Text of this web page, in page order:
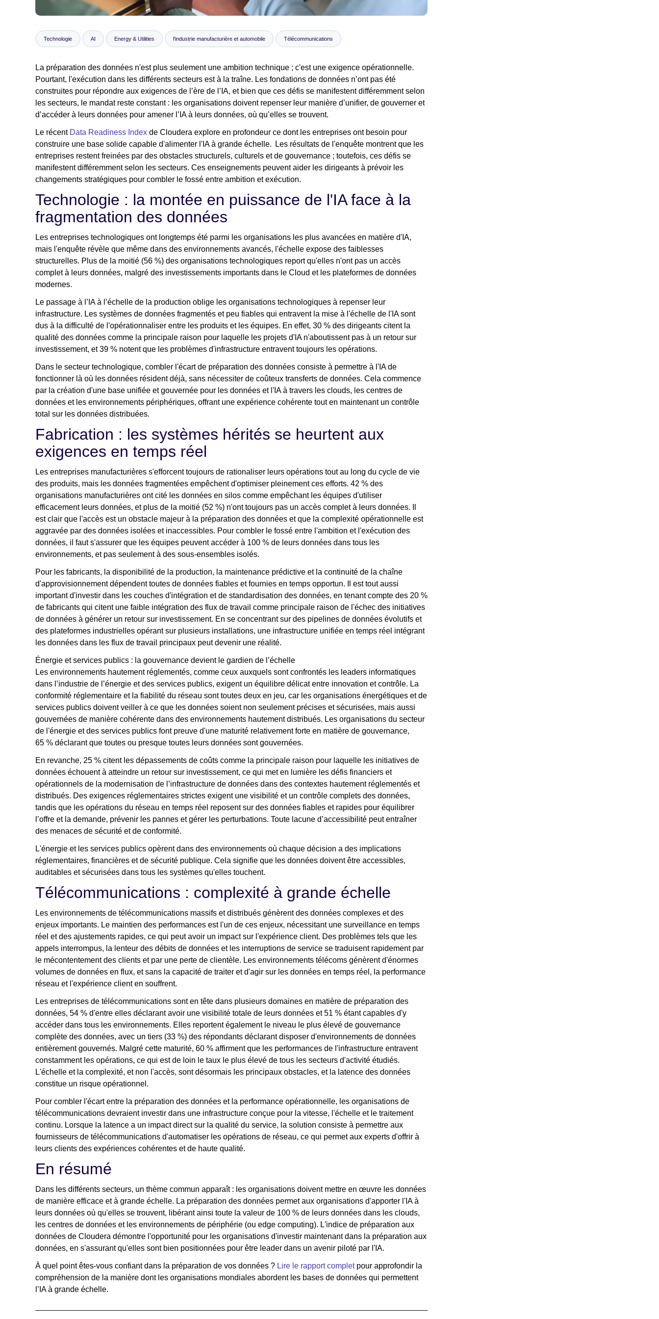
Technologie AI Energy & Utilities l'industrie manufacturière et automobile Télécommunications
La préparation des données n'est plus seulement une ambition technique ; c'est une exigence opérationnelle.
Pourtant, l'exécution dans les différents secteurs est à la traîne. Les fondations de données n’ont pas été
construites pour répondre aux exigences de l’ère de l’IA, et bien que ces défis se manifestent différemment selon
les secteurs, le mandat reste constant : les organisations doivent repenser leur manière d’unifier, de gouverner et
d’accéder à leurs données pour amener l’IA à leurs données, où qu’elles se trouvent.
Le récent Data Readiness Index de Cloudera explore en profondeur ce dont les entreprises ont besoin pour
construire une base solide capable d'alimenter l'IA à grande échelle. Les résultats de l'enquête montrent que les
entreprises restent freinées par des obstacles structurels, culturels et de gouvernance ; toutefois, ces défis se
manifestent différemment selon les secteurs. Ces enseignements peuvent aider les dirigeants à prévoir les
changements stratégiques pour combler le fossé entre ambition et exécution.
Technologie : la montée en puissance de l'IA face à la
fragmentation des données
Les entreprises technologiques ont longtemps été parmi les organisations les plus avancées en matière d'IA,
mais l'enquête révèle que même dans des environnements avancés, l'échelle expose des faiblesses
structurelles. Plus de la moitié (56 %) des organisations technologiques report qu'elles n'ont pas un accès
complet à leurs données, malgré des investissements importants dans le Cloud et les plateformes de données
modernes.
Le passage à l’IA à l’échelle de la production oblige les organisations technologiques à repenser leur
infrastructure. Les systèmes de données fragmentés et peu fiables qui entravent la mise à l'échelle de l'IA sont
dus à la difficulté de l'opérationnaliser entre les produits et les équipes. En effet, 30 % des dirigeants citent la
qualité des données comme la principale raison pour laquelle les projets d'IA n'aboutissent pas à un retour sur
investissement, et 39 % notent que les problèmes d'infrastructure entravent toujours les opérations.
Dans le secteur technologique, combler l'écart de préparation des données consiste à permettre à l'IA de
fonctionner là où les données résident déjà, sans nécessiter de coûteux transferts de données. Cela commence
par la création d'une base unifiée et gouvernée pour les données et l'IA à travers les clouds, les centres de
données et les environnements périphériques, offrant une expérience cohérente tout en maintenant un contrôle
total sur les données distribuées.
Fabrication : les systèmes hérités se heurtent aux
exigences en temps réel
Les entreprises manufacturières s'efforcent toujours de rationaliser leurs opérations tout au long du cycle de vie
des produits, mais les données fragmentées empêchent d'optimiser pleinement ces efforts. 42 % des
organisations manufacturières ont cité les données en silos comme empêchant les équipes d'utiliser
efficacement leurs données, et plus de la moitié (52 %) n'ont toujours pas un accès complet à leurs données. Il
est clair que l'accès est un obstacle majeur à la préparation des données et que la complexité opérationnelle est
aggravée par des données isolées et inaccessibles. Pour combler le fossé entre l'ambition et l'exécution des
données, il faut s'assurer que les équipes peuvent accéder à 100 % de leurs données dans tous les
environnements, et pas seulement à des sous-ensembles isolés.
Pour les fabricants, la disponibilité de la production, la maintenance prédictive et la continuité de la chaîne
d'approvisionnement dépendent toutes de données fiables et fournies en temps opportun. Il est tout aussi
important d'investir dans les couches d'intégration et de standardisation des données, en tenant compte des 20 %
de fabricants qui citent une faible intégration des flux de travail comme principale raison de l'échec des initiatives
de données à générer un retour sur investissement. En se concentrant sur des pipelines de données évolutifs et
des plateformes industrielles opérant sur plusieurs installations, une infrastructure unifiée en temps réel intégrant
les données dans les flux de travail principaux peut devenir une réalité.
Énergie et services publics : la gouvernance devient le gardien de l’échelle
Les environnements hautement réglementés, comme ceux auxquels sont confrontés les leaders informatiques
dans l’industrie de l’énergie et des services publics, exigent un équilibre délicat entre innovation et contrôle. La
conformité réglementaire et la fiabilité du réseau sont toutes deux en jeu, car les organisations énergétiques et de
services publics doivent veiller à ce que les données soient non seulement précises et sécurisées, mais aussi
gouvernées de manière cohérente dans des environnements hautement distribués. Les organisations du secteur
de l'énergie et des services publics font preuve d'une maturité relativement forte en matière de gouvernance,
65 % déclarant que toutes ou presque toutes leurs données sont gouvernées.
En revanche, 25 % citent les dépassements de coûts comme la principale raison pour laquelle les initiatives de
données échouent à atteindre un retour sur investissement, ce qui met en lumière les défis financiers et
opérationnels de la modernisation de l’infrastructure de données dans des contextes hautement réglementés et
distribués. Des exigences réglementaires strictes exigent une visibilité et un contrôle complets des données,
tandis que les opérations du réseau en temps réel reposent sur des données fiables et rapides pour équilibrer
l’offre et la demande, prévenir les pannes et gérer les perturbations. Toute lacune d’accessibilité peut entraîner
des menaces de sécurité et de conformité.
L'énergie et les services publics opèrent dans des environnements où chaque décision a des implications
réglementaires, financières et de sécurité publique. Cela signifie que les données doivent être accessibles,
auditables et sécurisées dans tous les systèmes qu'elles touchent.
Télécommunications : complexité à grande échelle
Les environnements de télécommunications massifs et distribués génèrent des données complexes et des
enjeux importants. Le maintien des performances est l'un de ces enjeux, nécessitant une surveillance en temps
réel et des ajustements rapides, ce qui peut avoir un impact sur l'expérience client. Des problèmes tels que les
appels interrompus, la lenteur des débits de données et les interruptions de service se traduisent rapidement par
le mécontentement des clients et par une perte de clientèle. Les environnements télécoms génèrent d'énormes
volumes de données en flux, et sans la capacité de traiter et d'agir sur les données en temps réel, la performance
réseau et l'expérience client en souffrent.
Les entreprises de télécommunications sont en tête dans plusieurs domaines en matière de préparation des
données, 54 % d'entre elles déclarant avoir une visibilité totale de leurs données et 51 % étant capables d'y
accéder dans tous les environnements. Elles reportent également le niveau le plus élevé de gouvernance
complète des données, avec un tiers (33 %) des répondants déclarant disposer d'environnements de données
entièrement gouvernés. Malgré cette maturité, 60 % affirment que les performances de l'infrastructure entravent
constamment les opérations, ce qui est de loin le taux le plus élevé de tous les secteurs d'activité étudiés.
L'échelle et la complexité, et non l'accès, sont désormais les principaux obstacles, et la latence des données
constitue un risque opérationnel.
Pour combler l'écart entre la préparation des données et la performance opérationnelle, les organisations de
télécommunications devraient investir dans une infrastructure conçue pour la vitesse, l'échelle et le traitement
continu. Lorsque la latence a un impact direct sur la qualité du service, la solution consiste à permettre aux
fournisseurs de télécommunications d'automatiser les opérations de réseau, ce qui permet aux experts d'offrir à
leurs clients des expériences cohérentes et de haute qualité.
En résumé
Dans les différents secteurs, un thème commun apparaît : les organisations doivent mettre en œuvre les données
de manière efficace et à grande échelle. La préparation des données permet aux organisations d'apporter l'IA à
leurs données où qu'elles se trouvent, libérant ainsi toute la valeur de 100 % de leurs données dans les clouds,
les centres de données et les environnements de périphérie (ou edge computing). L'indice de préparation aux
données de Cloudera démontre l'opportunité pour les organisations d'investir maintenant dans la préparation aux
données, en s'assurant qu'elles sont bien positionnées pour être leader dans un avenir piloté par l'IA.
À quel point êtes-vous confiant dans la préparation de vos données ? Lire le rapport complet pour approfondir la
compréhension de la manière dont les organisations mondiales abordent les bases de données qui permettent
l’IA à grande échelle.